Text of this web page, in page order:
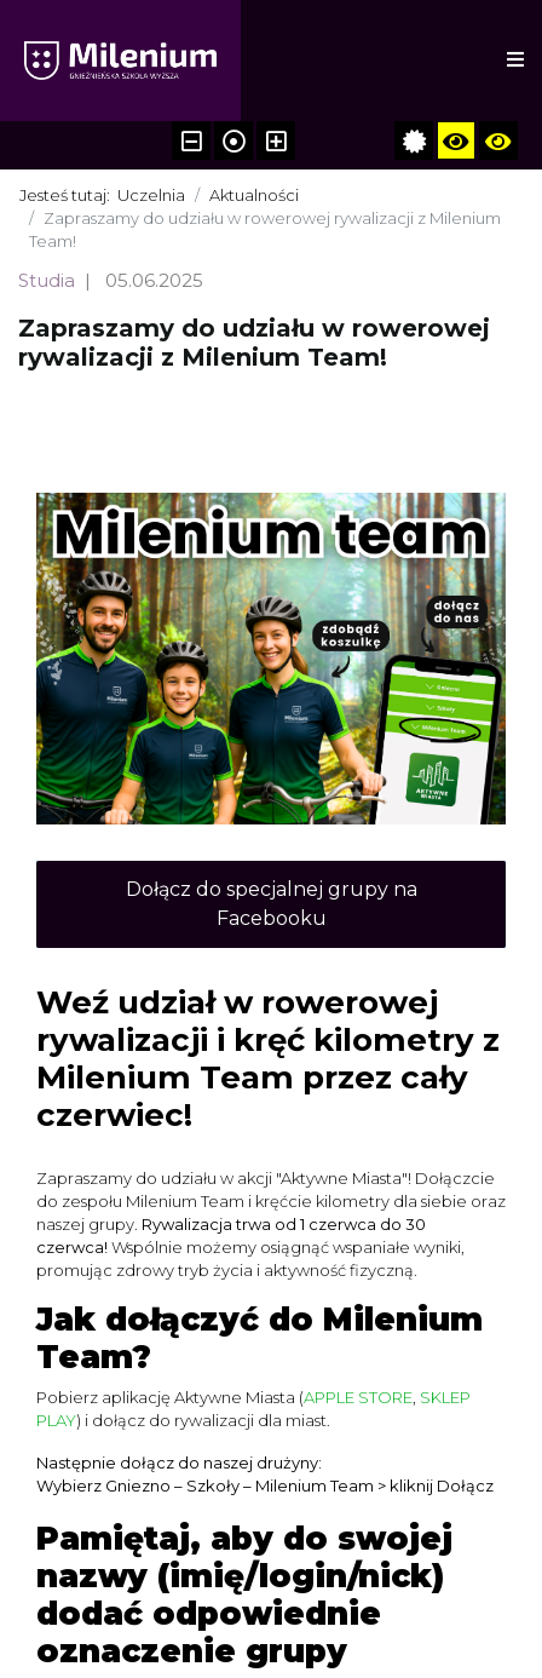
Jesteś tutaj: Uczelnia
Aktualności
Zapraszamy do udziału w rowerowej rywalizacji z Milenium
Team!
Studia 05.06.2025
Zapraszamy do udziału w rowerowej
rywalizacji z Milenium Team!
Dołącz do specjalnej grupy na
Facebooku
Weź udział w rowerowej
rywalizacji i kręć kilometry z
Milenium Team przez cały
czerwiec!
Zapraszamy do udziału w akcji "Aktywne Miasta"! Dołączcie
do zespołu Milenium Team i kręćcie kilometry dla siebie oraz
naszej grupy. Rywalizacja trwa od 1 czerwca do 30
czerwca!Wspólnie możemy osiągnąć wspaniałe wyniki,
promując zdrowy tryb życia i aktywność fizyczną.
Jak dołączyć do Milenium
Team?
Pobierz aplikację Aktywne Miasta (APPLE STORE, SKLEP
PLAY) i dołącz do rywalizacji dla miast.
Następnie dołącz do naszej drużyny:
Wybierz Gniezno – Szkoły – Milenium Team > kliknij Dołącz
Pamiętaj, aby do swojej
nazwy (imię/login/nick)
dodać odpowiednie
oznaczenie grupy